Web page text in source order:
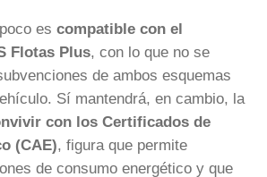
es compatible con el
Flotas Plus, con lo que no se
de ambos esquemas
Sí mantendrá, en cambio, la
con los Certificados de
(CAE), figura que permite
de consumo energético y que